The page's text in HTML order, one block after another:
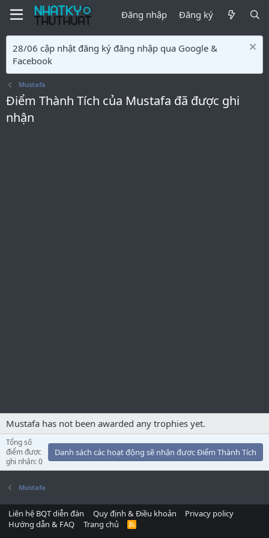
Đăng nhập Đăng ký
28/06 cập nhật đăng ký đăng nhập qua Google &
Facebook
Mustafa
Điểm Thành Tích của Mustafa đã được ghi
nhận
Mustafa has not been awarded any trophies yet.
Tổng số
điểm được
ghi nhận: 0
Danh sách các hoạt động sẽ nhận được Điểm Thành Tích
Mustafa
Liên hệ BQT diễn đàn Quy định & Điều khoản
Privacy policy
Hướng dẫn & FAQ
Trang chủ
R